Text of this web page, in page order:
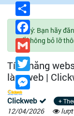
Lưu ý: Bạn hãy
Để không bỏ lỡ
Tính năng
làm web |
Clickweb +
12/04/2026 lượt
Chia
Gmail
Twitter
Messenger